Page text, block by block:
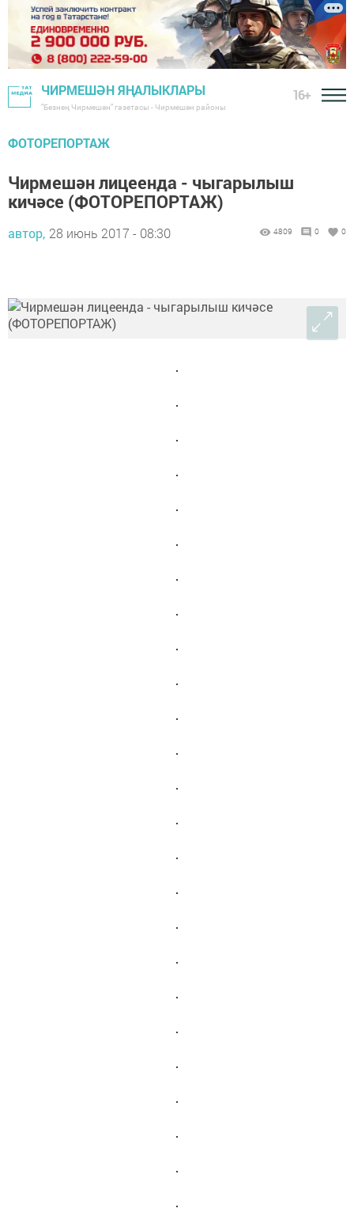
ЧИРМЕШӘН ЯҢАЛЫКЛАРЫ
"Безнең Чирмешән" газетасы - Чирмешән районы
16+
ФОТОРЕПОРТАЖ
Чирмешән лицеенда - чыгарылыш
кичәсе (ФОТОРЕПОРТАЖ)
автор, 28 июнь 2017 - 08:30 4809 0 0